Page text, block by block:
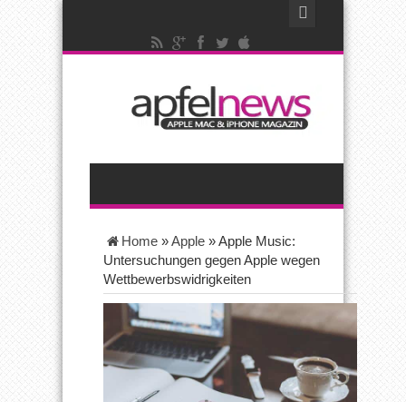
Home »Apple »Apple Music:
Untersuchungen gegen Apple wegen
Wettbewerbswidrigkeiten